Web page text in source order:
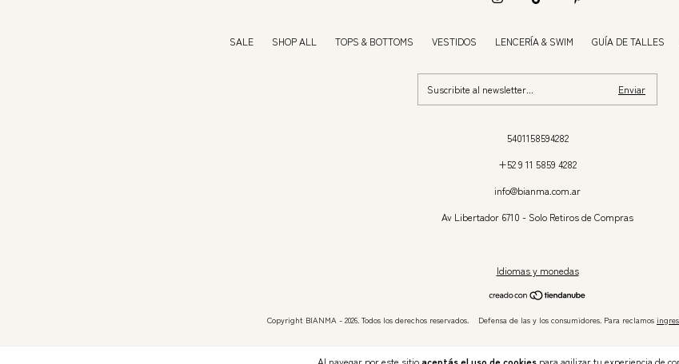
Al navegar por este sitioaceptás el uso de cookies para agilizar tu experiencia de
SALE SHOP ALL TOPS & BOTTOMS VESTIDOS LENCERÍA & SWIM GUÍA DE TALLES
5401158594282
+52 9 11 5859 4282
info@bianma.com.ar
Av Libertador 6710 - Solo Retiros de Compras
Idiomas y monedas
Copyright BIANMA - 2026. Todos los derechos reservados. Defensa de las y los consumidores. Para reclamos